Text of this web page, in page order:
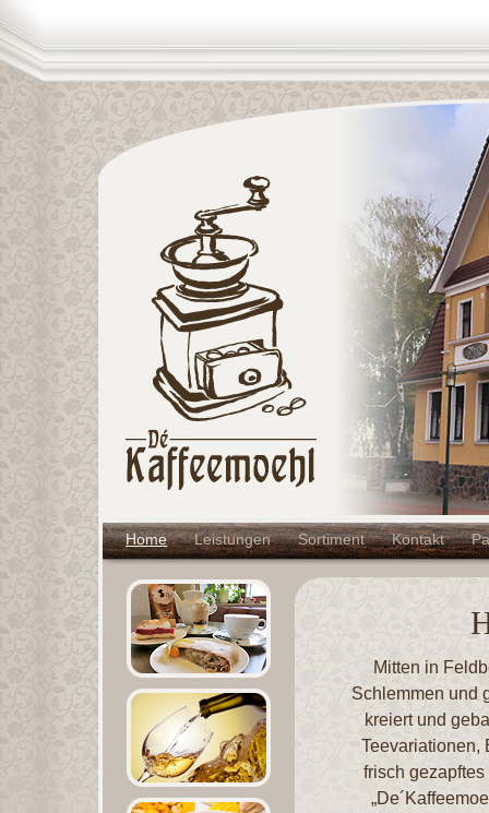
Home Leistungen Sortiment Kontakt
Mitten in
Schlemmen und
kreiert und
Teevariationen,
frisch